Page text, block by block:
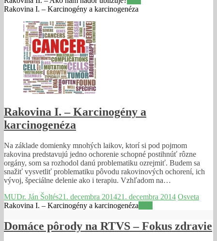
Rakovina I. – Karcinogény a karcinogenéza
Rakovina I. – Karcinogény a
karcinogenéza
Na základe domienky mnohých laikov, ktorí si pod pojmom
rakovina predstavujú jedno ochorenie schopné postihnúť rôzne
orgány, som sa rozhodol danú problematiku ozrejmiť. Budem sa
snažiť vysvetliť problematiku pôvodu rakovinových ochorení, ich
vývoj, špeciálne delenie ako i terapiu. Vzhľadom na…
MUDr. Ján Šoltés21. decembra 201421. decembra 2014 Osveta
Rakovina I. – Karcinogény a karcinogenéza
Domáce pôrody na RTVS – Fokus zdravie